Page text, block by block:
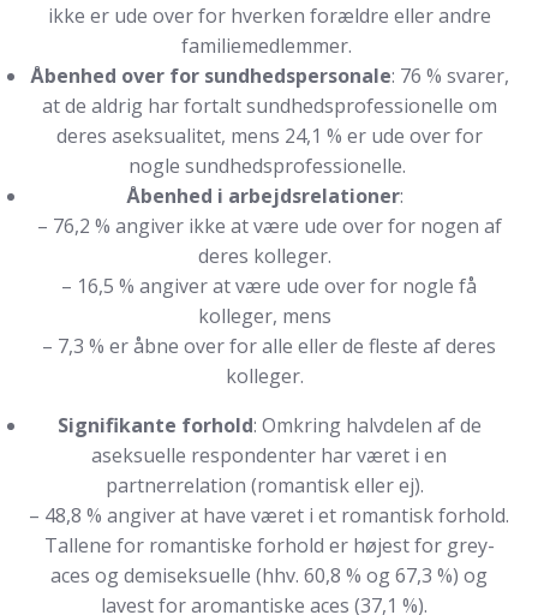
ikke er ude over for hverken forældre eller andre
familiemedlemmer.
Åbenhed over for sundhedspersonale: 76 % svarer,
at de aldrig har fortalt sundhedsprofessionelle om
deres aseksualitet, mens 24,1 % er ude over for
nogle sundhedsprofessionelle.
Åbenhed i arbejdsrelationer:
– 76,2 % angiver ikke at være ude over for nogen af
deres kolleger.
– 16,5 % angiver at være ude over for nogle få
kolleger, mens
– 7,3 % er åbne over for alle eller de fleste af deres
kolleger.
Signifikante forhold: Omkring halvdelen af de
aseksuelle respondenter har været i en
partnerrelation (romantisk eller ej).
– 48,8 % angiver at have været i et romantisk forhold.
Tallene for romantiske forhold er højest for grey-
aces og demiseksuelle (hhv. 60,8 % og 67,3 %) og
lavest for aromantiske aces (37,1 %).